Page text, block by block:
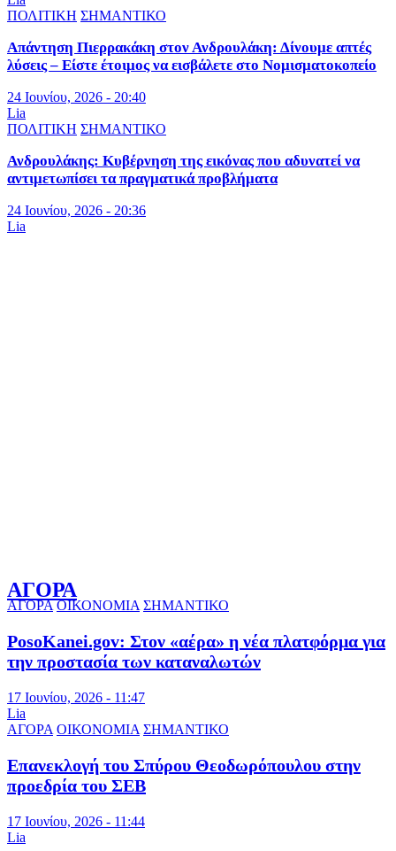
ΠΟΛΙΤΙΚΗ ΣΗΜΑΝΤΙΚΟ
Απάντηση Πιερρακάκη στον Ανδρουλάκη: Δίνουμε απτές
λύσεις – Είστε έτοιμος να εισβάλετε στο Νομισματοκοπείο
24 Ιουνίου, 2026 - 20:40
Lia
ΠΟΛΙΤΙΚΗ ΣΗΜΑΝΤΙΚΟ
Ανδρουλάκης: Κυβέρνηση της εικόνας που αδυνατεί να
αντιμετωπίσει τα πραγματικά προβλήματα
24 Ιουνίου, 2026 - 20:36
Lia
ΑΓΟΡΑ
ΑΓΟΡΑ ΟΙΚΟΝΟΜΙΑ ΣΗΜΑΝΤΙΚΟ
PosoKanei.gov: Στον «αέρα» η νέα πλατφόρμα για
την προστασία των καταναλωτών
17 Ιουνίου, 2026 - 11:47
Lia
ΑΓΟΡΑ ΟΙΚΟΝΟΜΙΑ ΣΗΜΑΝΤΙΚΟ
Επανεκλογή του Σπύρου Θεοδωρόπουλου στην
προεδρία του ΣΕΒ
17 Ιουνίου, 2026 - 11:44
Lia